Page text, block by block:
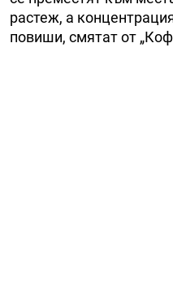
растеж, а
повиши, смятат от